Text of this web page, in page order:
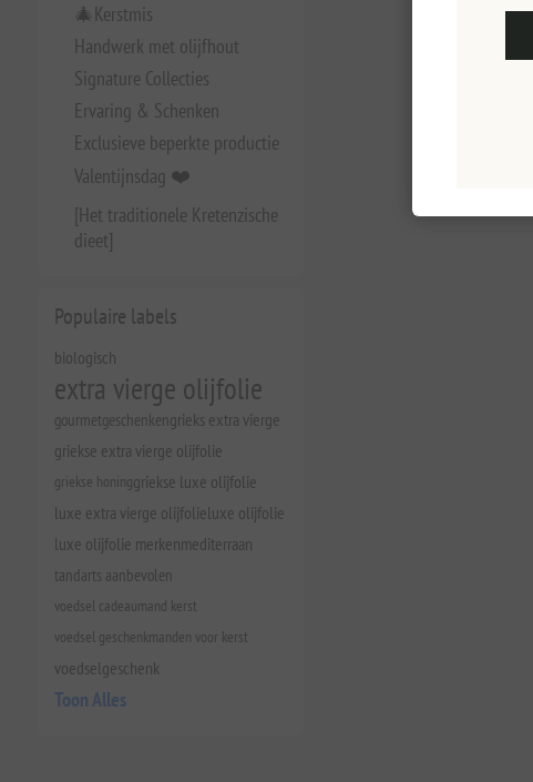
🎄Kerstmis
Handwerk met olijfhout
Signature Collecties
Ervaring & Schenken
Exclusieve beperkte productie
Valentijnsdag ❤️
[Het traditionele Kretenzische
dieet]
Populaire labels
biologisch
extra vierge olijfolie
gourmetgeschenkengrieks extra vierge
griekse extra vierge olijfolie
griekse honinggriekse luxe olijfolie
luxe extra vierge olijfolieluxe olijfolie
luxe olijfolie merkenmediterraan
tandarts aanbevolen
voedsel cadeaumand kerst
voedsel geschenkmanden voor kerst
voedselgeschenk
Toon Alles